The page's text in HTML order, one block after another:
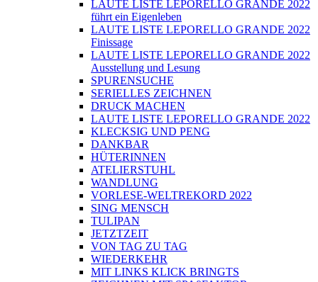
LAUTE LISTE LEPORELLO GRANDE 2022
führt ein Eigenleben
LAUTE LISTE LEPORELLO GRANDE 2022
Finissage
LAUTE LISTE LEPORELLO GRANDE 2022
Ausstellung und Lesung
SPURENSUCHE
SERIELLES ZEICHNEN
DRUCK MACHEN
LAUTE LISTE LEPORELLO GRANDE 2022
KLECKSIG UND PENG
DANKBAR
HÜTERINNEN
ATELIERSTUHL
WANDLUNG
VORLESE-WELTREKORD 2022
SING MENSCH
TULIPAN
JETZTZEIT
VON TAG ZU TAG
WIEDERKEHR
MIT LINKS KLICK BRINGTS